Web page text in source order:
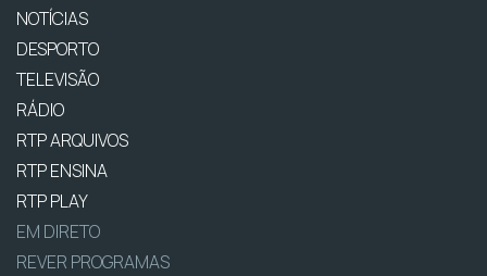
NOTÍCIAS
DESPORTO
TELEVISÃO
RÁDIO
RTP ARQUIVOS
RTP ENSINA
RTP PLAY
EM DIRETO
REVER PROGRAMAS